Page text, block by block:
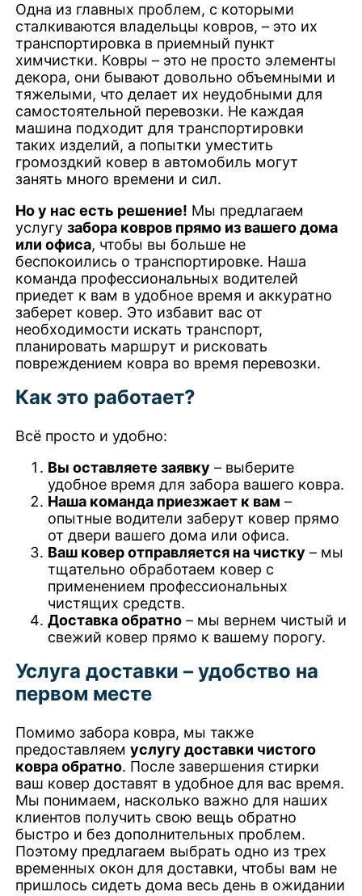
Одна из главных проблем, с которыми
сталкиваются владельцы ковров, – это их
транспортировка в приемный пункт
химчистки. Ковры – это не просто элементы
декора, они бывают довольно объемными и
тяжелыми, что делает их неудобными для
самостоятельной перевозки. Не каждая
машина подходит для транспортировки
таких изделий, а попытки уместить
громоздкий ковер в автомобиль могут
занять много времени и сил.
Но у нас есть решение! Мы предлагаем
услугу забора ковров прямо из вашего дома
или офиса, чтобы вы больше не
беспокоились о транспортировке. Наша
команда профессиональных водителей
приедет к вам в удобное время и аккуратно
заберет ковер. Это избавит вас от
необходимости искать транспорт,
планировать маршрут и рисковать
повреждением ковра во время перевозки.
Как это работает?
Всё просто и удобно:
Вы оставляете заявку – выберите
удобное время для забора вашего ковра.
Наша команда приезжает к вам –
опытные водители заберут ковер прямо
от двери вашего дома или офиса.
Ваш ковер отправляется на чистку – мы
тщательно обработаем ковер с
применением профессиональных
чистящих средств.
Доставка обратно– мы вернем чистый и
свежий ковер прямо к вашему порогу.
Услуга доставки – удобство на
первом месте
Помимо забора ковра, мы также
предоставляем услугу доставки чистого
ковра обратно. После завершения стирки
ваш ковер доставят в удобное для вас время.
Мы понимаем, насколько важно для наших
клиентов получить свою вещь обратно
быстро и без дополнительных проблем.
Поэтому предлагаем выбрать одно из трех
временных окон для доставки, чтобы вам не
пришлось сидеть дома весь день в ожидании